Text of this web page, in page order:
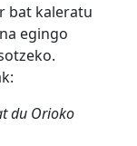
bat kaleratu
egingo
du Orioko